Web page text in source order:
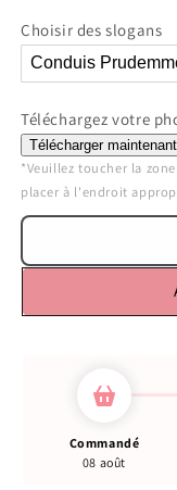
de
Clip
pare-
&quot;Conduis
personnalisé
avec
Maman,
et
de
et
Choisir des slogans
Téléchargez votre
Télécharger maintenant
*Veuillez toucher la
placer à l'endroit
Commandé
08 août